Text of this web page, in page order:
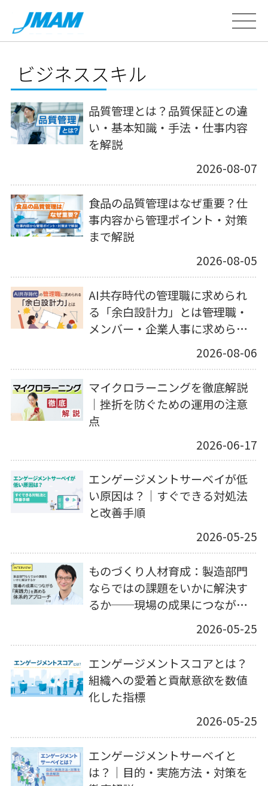
ビジネススキル
品質管理とは？品質保証との違
い・基本知識・手法・仕事内容
を解説
2026-08-07
食品の品質管理はなぜ重要？仕
事内容から管理ポイント・対策
まで解説
2026-08-05
AI共存時代の管理職に求められ
る「余白設計力」とは――管理職・
メンバー・企業人事に求められ
2026-08-06
マイクロラーニングを徹底解説
｜挫折を防ぐための運用の注意
点
2026-06-17
エンゲージメントサーベイが低
い原因は？｜すぐできる対処法
と改善手順
2026-05-25
ものづくり人材育成：製造部門
ならではの課題をいかに解決す
るか──現場の成果につながる
「実践力」を高める体系的アプ
2026-05-25
エンゲージメントスコアとは？
組織への愛着と貢献意欲を数値
化した指標
2026-05-25
エンゲージメントサーベイと
は？｜目的・実施方法・対策を